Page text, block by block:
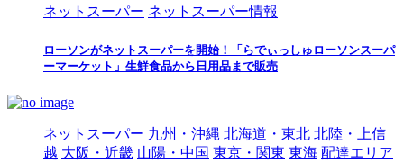
ネットスーパー ネットスーパー情報
ローソンがネットスーパーを開始！「らでぃっしゅローソンスーパ
ーマーケット」生鮮食品から日用品まで販売
ネットスーパー 九州・沖縄 北海道・東北 北陸・上信
越 大阪・近畿 山陽・中国 東京・関東 東海 配達エリア